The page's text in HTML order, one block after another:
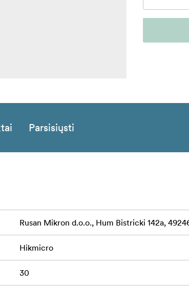
Parsisiųsti
Rusan Mikron d.o.o., Hum Bistricki 142a,
Hikmicro
30